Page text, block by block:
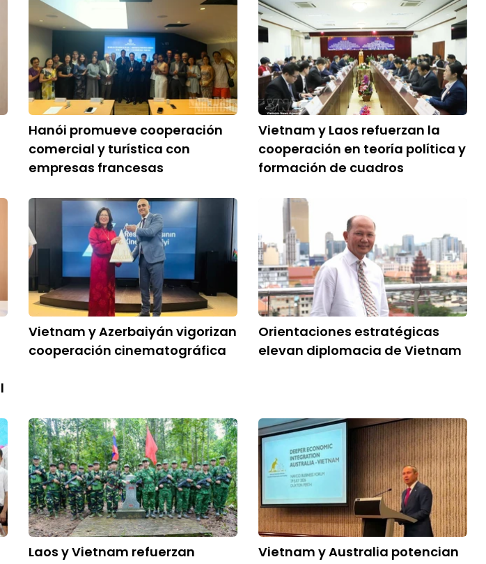
Hanói promueve cooperación
comercial y turística con
empresas francesas
Vietnam y Laos refuerzan la
cooperación en teoría política y
formación de cuadros
Vietnam y Azerbaiyán vigorizan
cooperación cinematográfica
Orientaciones estratégicas
elevan diplomacia de Vietnam
Laos y Vietnam refuerzan
Vietnam y Australia potencian